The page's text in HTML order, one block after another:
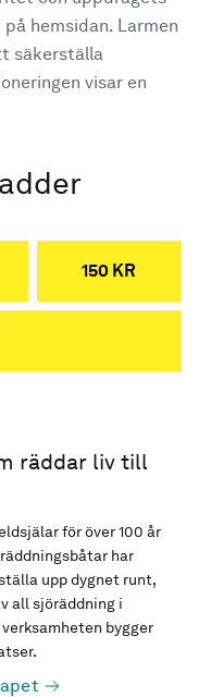
hemsidan. Larmen
säkerställa
visar en
150 KR
räddar liv till
för över 100 år
har
upp dygnet runt,
all sjöräddning i
bygger